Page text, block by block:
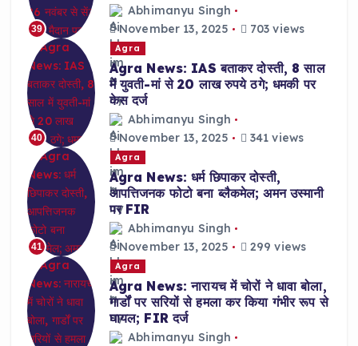
39
Abhimanyu Singh
November 13, 2025
703 views
40
Agra
Agra News: IAS बताकर दोस्ती, 8 साल
में युवती-मां से 20 लाख रुपये ठगे; धमकी पर
केस दर्ज
Abhimanyu Singh
November 13, 2025
341 views
41
Agra
Agra News: धर्म छिपाकर दोस्ती,
आपत्तिजनक फोटो बना ब्लैकमेल; अमन उस्मानी
पर FIR
Abhimanyu Singh
November 13, 2025
299 views
Agra
Agra News: नारायच में चोरों ने धावा बोला,
गार्डों पर सरियों से हमला कर किया गंभीर रूप से
घायल; FIR दर्ज
Abhimanyu Singh